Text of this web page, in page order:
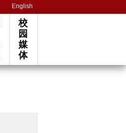
English
校
园
媒
体